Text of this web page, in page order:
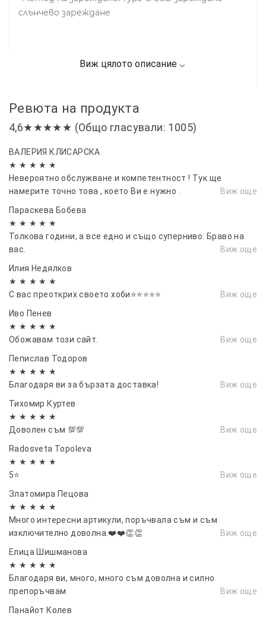
слънчево зареждане
Ревюта на продукта
4,6★★★★★ (Общо гласували: 1005)
ВАЛЕРИЯ КЛИСАРСКА
★ ★ ★ ★ ★
Невероятно обслужване и компетентност ! Тук ще
намерите точно това , което Ви е нужно .
Виж още
Параскева Бобева
★ ★ ★ ★ ★
Толкова години, а все едно и също суперниво. Браво на
вас.
Виж още
Илия Недялков
★ ★ ★ ★ ★
С вас преоткрих своето хоби⭐⭐⭐⭐⭐
Виж още
Иво Пенев
★ ★ ★ ★ ★
Обожавам този сайт.
Виж още
Пепислав Тодоров
★ ★ ★ ★ ★
Благодаря ви за бързата доставка!
Виж още
Тихомир Куртев
★ ★ ★ ★ ★
Доволен съм 💯💯
Виж още
Radosveta Topoleva
★ ★ ★ ★ ★
5⭐
Виж още
Златомира Пецова
★ ★ ★ ★ ★
Много интересни артикули, поръчвала съм и съм
изключително доволна.❤️❤️👏👏
Виж още
Елица Шишманова
★ ★ ★ ★ ★
Благодаря ви, много, много съм доволна и силно
препоръчвам
Виж още
Панайот Колев